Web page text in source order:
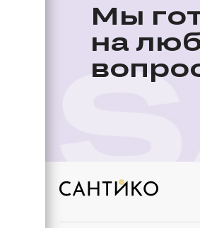
Мы
на